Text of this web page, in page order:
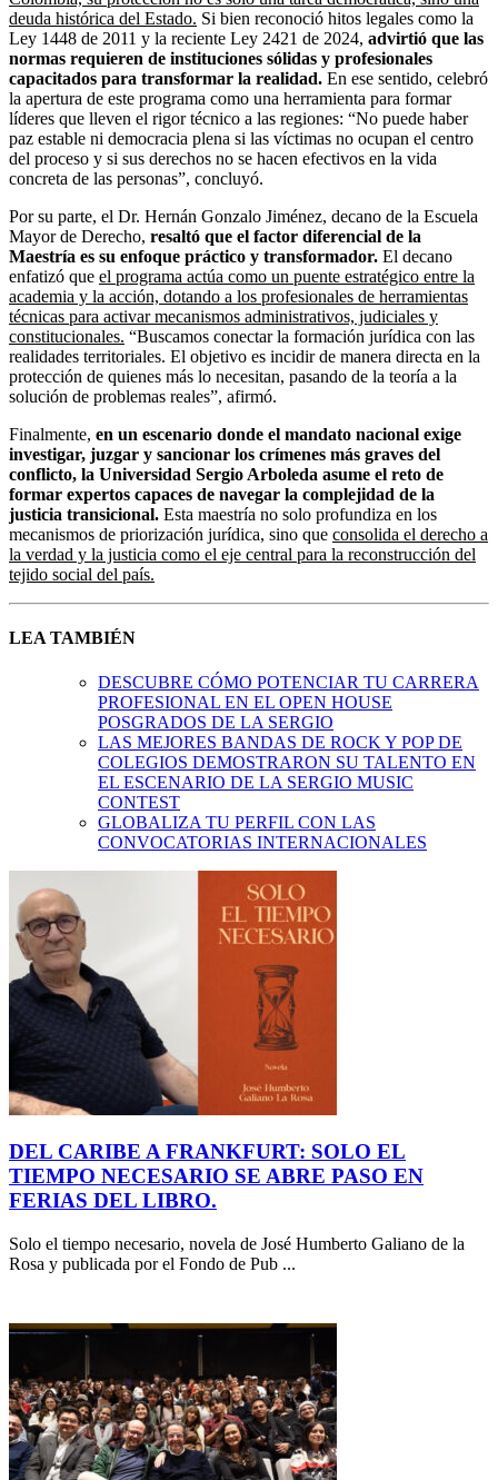
deuda histórica del Estado. Si bien reconoció hitos legales como la
Ley 1448 de 2011 y la reciente Ley 2421 de 2024, advirtió que las
normas requieren de instituciones sólidas y profesionales
capacitados para transformar la realidad. En ese sentido, celebró
la apertura de este programa como una herramienta para formar
líderes que lleven el rigor técnico a las regiones: “No puede haber
paz estable ni democracia plena si las víctimas no ocupan el centro
del proceso y si sus derechos no se hacen efectivos en la vida
concreta de las personas”, concluyó.
Por su parte, el Dr. Hernán Gonzalo Jiménez, decano de la Escuela
Mayor de Derecho, resaltó que el factor diferencial de la
Maestría es su enfoque práctico y transformador. El decano
enfatizó que el programa actúa como un puente estratégico entre la
academia y la acción, dotando a los profesionales de herramientas
técnicas para activar mecanismos administrativos, judiciales y
constitucionales. “Buscamos conectar la formación jurídica con las
realidades territoriales. El objetivo es incidir de manera directa en la
protección de quienes más lo necesitan, pasando de la teoría a la
solución de problemas reales”, afirmó.
Finalmente, en un escenario donde el mandato nacional exige
investigar, juzgar y sancionar los crímenes más graves del
conflicto, la Universidad Sergio Arboleda asume el reto de
formar expertos capaces de navegar la complejidad de la
justicia transicional. Esta maestría no solo profundiza en los
mecanismos de priorización jurídica, sino que consolida el derecho a
la verdad y la justicia como el eje central para la reconstrucción del
tejido social del país.
LEA TAMBIÉN
DESCUBRE CÓMO POTENCIAR TU CARRERA
PROFESIONAL EN EL OPEN HOUSE
POSGRADOS DE LA SERGIO
LAS MEJORES BANDAS DE ROCK Y POP DE
COLEGIOS DEMOSTRARON SU TALENTO EN
EL ESCENARIO DE LA SERGIO MUSIC
CONTEST
GLOBALIZA TU PERFIL CON LAS
CONVOCATORIAS INTERNACIONALES
DEL CARIBE A FRANKFURT: SOLO EL
TIEMPO NECESARIO SE ABRE PASO EN
FERIAS DEL LIBRO.
Solo el tiempo necesario, novela de José Humberto Galiano de la
Rosa y publicada por el Fondo de Pub ...